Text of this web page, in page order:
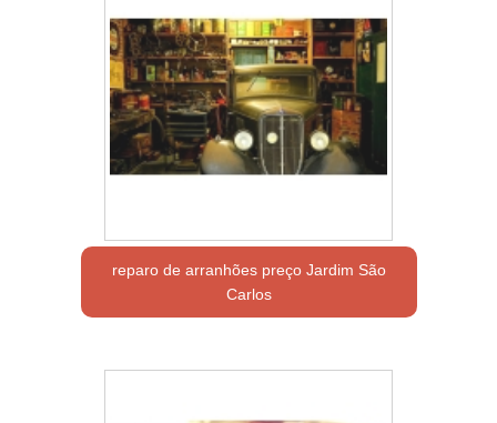
reparo de arranhões preço Jardim São
Carlos